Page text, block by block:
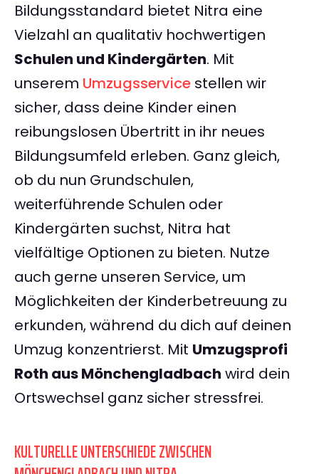
Bildungsstandard bietet Nitra eine
Vielzahl an qualitativ hochwertigen
Schulen und Kindergärten. Mit
unserem Umzugsservice stellen wir
sicher, dass deine Kinder einen
reibungslosen Übertritt in ihr neues
Bildungsumfeld erleben. Ganz gleich,
ob du nun Grundschulen,
weiterführende Schulen oder
Kindergärten suchst, Nitra hat
vielfältige Optionen zu bieten. Nutze
auch gerne unseren Service, um
Möglichkeiten der Kinderbetreuung zu
erkunden, während du dich auf deinen
Umzug konzentrierst. Mit Umzugsprofi
Roth aus Mönchengladbach wird dein
Ortswechsel ganz sicher stressfrei.
KULTURELLE UNTERSCHIEDE ZWISCHEN